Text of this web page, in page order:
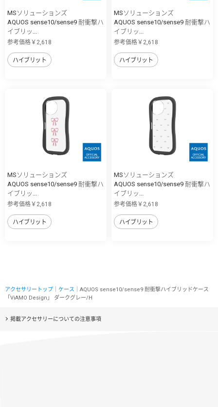
MSソリューションズ
AQUOS sense10/sense9 耐衝撃ハ
イブリッ...
参考価格￥2,618
ハイブリット
MSソリューションズ
AQUOS sense10/sense9 耐衝撃ハ
イブリッ...
参考価格￥2,618
ハイブリット
MSソリューションズ
AQUOS sense10/sense9 耐衝撃ハ
イブリッ...
参考価格￥2,618
ハイブリット
MSソリューションズ
AQUOS sense10/sense9 耐衝撃ハ
イブリッ...
参考価格￥2,618
ハイブリット
アクセサリートップ ケース ｜AQUOS sense10/sense9 耐衝撃ハイブリッドケース
「ViAMO Design」 ダークグレー/H
掲載アクセサリーについての注意事項